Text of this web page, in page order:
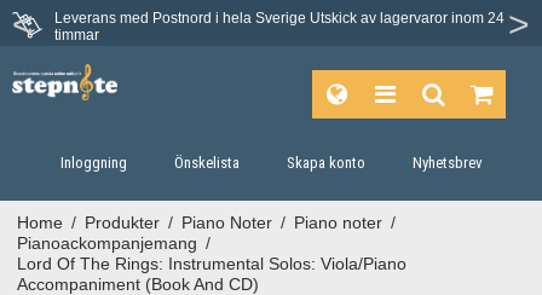
Leverans med Postnord i hela Sverige Utskick av lagervaror inom 24
timmar
Du har 30 dagars ångerrätt.
Inloggning Önskelista Skapa konto Nyhetsbrev
Home / Produkter / Piano Noter / Piano noter /
Pianoackompanjemang /
Lord Of The Rings: Instrumental Solos: Viola/Piano
Accompaniment (Book And CD)